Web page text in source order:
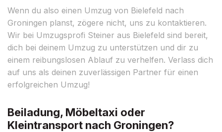
Wenn du also einen Umzug von Bielefeld nach
Groningen planst, zögere nicht, uns zu kontaktieren.
Wir bei Umzugsprofi Steiner aus Bielefeld sind bereit,
dich bei deinem Umzug zu unterstützen und dir zu
einem reibungslosen Ablauf zu verhelfen. Verlass dich
auf uns als deinen zuverlässigen Partner für einen
erfolgreichen Umzug!
Beiladung, Möbeltaxi oder
Kleintransport nach Groningen?